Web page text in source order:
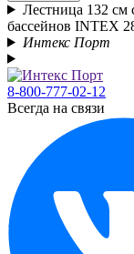
Лестница 132 см
бассейнов INTEX
Интекс Порт
8-800-777-02-12
Всегда на связи